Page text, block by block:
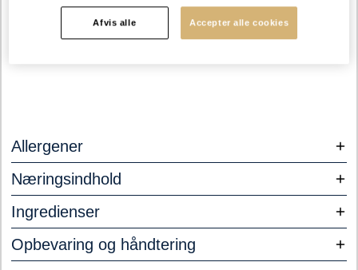
Allergener
Næringsindhold
Ingredienser
Opbevaring og håndtering
Afvis alle Accepter alle cookies